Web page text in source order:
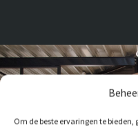
Om de beste ervaringen te